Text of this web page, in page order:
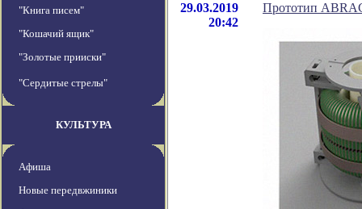
"Книга писем"
"Кошачий ящик"
"Золотые прииски"
"Сердитые стрелы"
КУЛЬТУРА
Афиша
Новые передвжиники
29.03.2019
20:42
Прототип